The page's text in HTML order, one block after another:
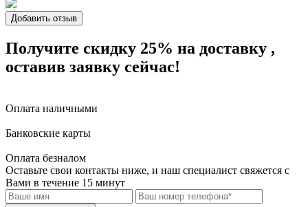
Добавить отзыв
Получите скидку 25% на доставку ,
оставив заявку сейчас!
Оплата наличными
Банковские карты
Оплата безналом
Оставьте свои контакты ниже, и наш специалист свяжется с
Вами в течение 15 минут